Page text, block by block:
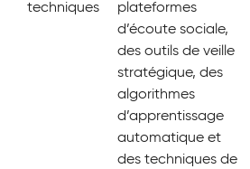
techniques
plateformes
d’écoute sociale,
des outils de veille
stratégique, des
algorithmes
d’apprentissage
automatique et
des techniques de